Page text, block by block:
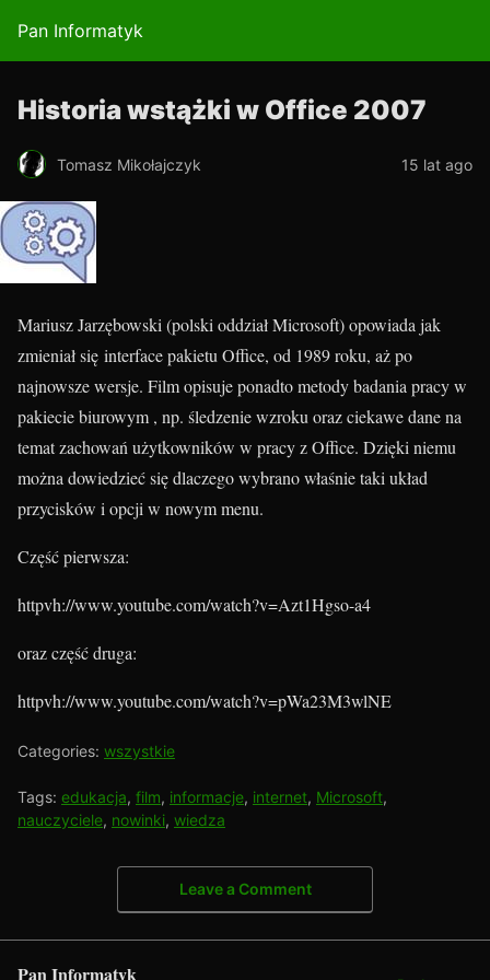
Pan Informatyk
Historia wstążki w Office 2007
Tomasz Mikołajczyk 15 lat ago
Mariusz Jarzębowski (polski oddział Microsoft) opowiada jak
zmieniał się interface pakietu Office, od 1989 roku, aż po
najnowsze wersje. Film opisuje ponadto metody badania pracy w
pakiecie biurowym , np. śledzenie wzroku oraz ciekawe dane na
temat zachowań użytkowników w pracy z Office. Dzięki niemu
można dowiedzieć się dlaczego wybrano właśnie taki układ
przycisków i opcji w nowym menu.
Część pierwsza:
httpvh://www.youtube.com/watch?v=Azt1Hgso-a4
oraz część druga:
httpvh://www.youtube.com/watch?v=pWa23M3wlNE
Categories: wszystkie
Tags: edukacja, film, informacje, internet, Microsoft,
nauczyciele, nowinki, wiedza
Leave a Comment
Pan Informatyk